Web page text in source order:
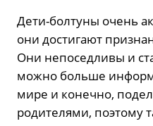
Дети-болтуны очень
они достигают
Они непоседливы и
можно больше
мире и конечно,
родителями, поэтому